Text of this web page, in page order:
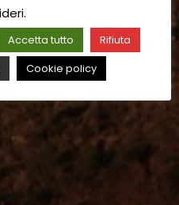
Accetta tutto
Rifiuta
Cookie policy